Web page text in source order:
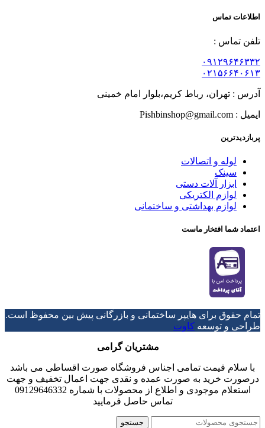
اطلاعات تماس
تلفن تماس :
۰۹۱۲۹۶۴۶۳۳۲
۰۲۱۵۶۶۴۰۶۱۳
آدرس : تهران، رباط کریم،بلوار امام خمینی
ایمیل : Pishbinshop@gmail.com
پربازدیدترین
لوله و اتصالات
سینک
ابزار آلات دستی
لوازم الکتریکی
لوازم بهداشتی و ساختمانی
اعتماد شما افتخار ماست
تمام حقوق برای هایپر ساختمانی و بازرگانی پیش بین محفوظ است.
طراحی و توسعه کاوت
مشتریان گرامی
با سلام قیمت تمامی اجناس فروشگاه صورت اقساطی می باشد
درصورت خرید به صورت عمده و نقدی جهت اعمال تخفیف و جهت
استعلام موجودی و اطلاع از محصولات با شماره 09129646332
تماس حاصل فرمایید
جستجو